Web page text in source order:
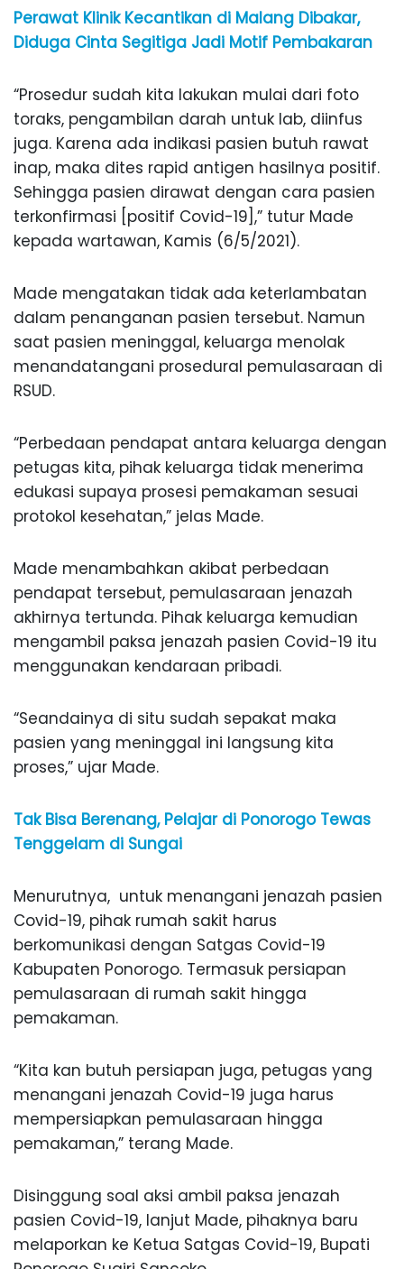
Perawat Klinik Kecantikan di Malang Dibakar,
Diduga Cinta Segitiga Jadi Motif Pembakaran
“Prosedur sudah kita lakukan mulai dari foto
toraks, pengambilan darah untuk lab, diinfus
juga. Karena ada indikasi pasien butuh rawat
inap, maka dites rapid antigen hasilnya positif.
Sehingga pasien dirawat dengan cara pasien
terkonfirmasi [positif Covid-19],” tutur Made
kepada wartawan, Kamis (6/5/2021).
Made mengatakan tidak ada keterlambatan
dalam penanganan pasien tersebut. Namun
saat pasien meninggal, keluarga menolak
menandatangani prosedural pemulasaraan di
RSUD.
“Perbedaan pendapat antara keluarga dengan
petugas kita, pihak keluarga tidak menerima
edukasi supaya prosesi pemakaman sesuai
protokol kesehatan,” jelas Made.
Made menambahkan akibat perbedaan
pendapat tersebut, pemulasaraan jenazah
akhirnya tertunda. Pihak keluarga kemudian
mengambil paksa jenazah pasien Covid-19 itu
menggunakan kendaraan pribadi.
“Seandainya di situ sudah sepakat maka
pasien yang meninggal ini langsung kita
proses,” ujar Made.
Tak Bisa Berenang, Pelajar di Ponorogo Tewas
Tenggelam di Sungai
Menurutnya, untuk menangani jenazah pasien
Covid-19, pihak rumah sakit harus
berkomunikasi dengan Satgas Covid-19
Kabupaten Ponorogo. Termasuk persiapan
pemulasaraan di rumah sakit hingga
pemakaman.
“Kita kan butuh persiapan juga, petugas yang
menangani jenazah Covid-19 juga harus
mempersiapkan pemulasaraan hingga
pemakaman,” terang Made.
Disinggung soal aksi ambil paksa jenazah
pasien Covid-19, lanjut Made, pihaknya baru
melaporkan ke Ketua Satgas Covid-19, Bupati